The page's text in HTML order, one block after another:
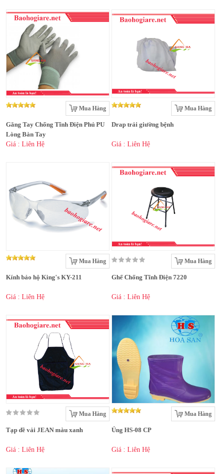
Mua Hàng
Găng Tay Chống Tĩnh Điện Phủ PU
Lòng Bàn Tay
Giá : Liên Hệ
Mua Hàng
Drap trải giường bệnh
Giá : Liên Hệ
Mua Hàng
Kính bảo hộ King's KY-211
Giá : Liên Hệ
Mua Hàng
Ghế Chống Tĩnh Điện 7220
Giá : Liên Hệ
Mua Hàng
Tạp dề vải JEAN màu xanh
Giá : Liên Hệ
Mua Hàng
Ủng HS-08 CP
Giá : Liên Hệ